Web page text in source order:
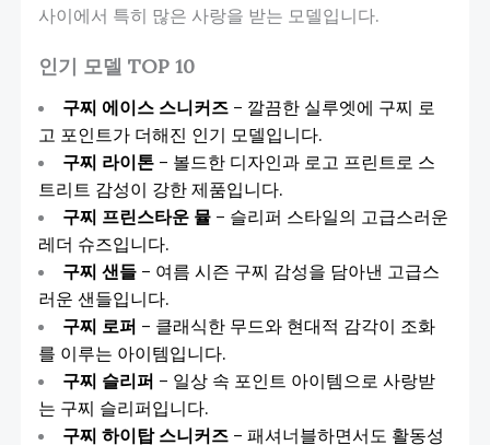
사이에서 특히 많은 사랑을 받는 모델입니다.
인기 모델 TOP 10
구찌 에이스 스니커즈– 깔끔한 실루엣에 구찌 로
고 포인트가 더해진 인기 모델입니다.
구찌 라이톤– 볼드한 디자인과 로고 프린트로 스
트리트 감성이 강한 제품입니다.
구찌 프린스타운 뮬– 슬리퍼 스타일의 고급스러운
레더 슈즈입니다.
구찌 샌들– 여름 시즌 구찌 감성을 담아낸 고급스
러운 샌들입니다.
구찌 로퍼 – 클래식한 무드와 현대적 감각이 조화
를 이루는 아이템입니다.
구찌 슬리퍼 – 일상 속 포인트 아이템으로 사랑받
는 구찌 슬리퍼입니다.
구찌 하이탑 스니커즈– 패셔너블하면서도 활동성